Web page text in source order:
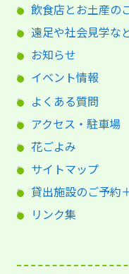
飲食店とお土産の
遠足や社会見学な
お知らせ
イベント情報
よくある質問
アクセス・駐車場
花ごよみ
サイトマップ
貸出施設のご予約
リンク集